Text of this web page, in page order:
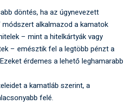
döntés, ha az úgynevezett
módszert alkalmazod a kamatok
– mint a hitelkártyák vagy
– emésztik fel a legtöbb pénzt a
érdemes a lehető leghamarabb
a kamatláb szerint, a
felé.